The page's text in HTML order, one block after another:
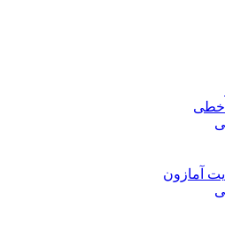
خطی
آمازون